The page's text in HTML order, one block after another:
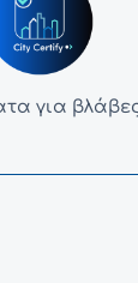
για